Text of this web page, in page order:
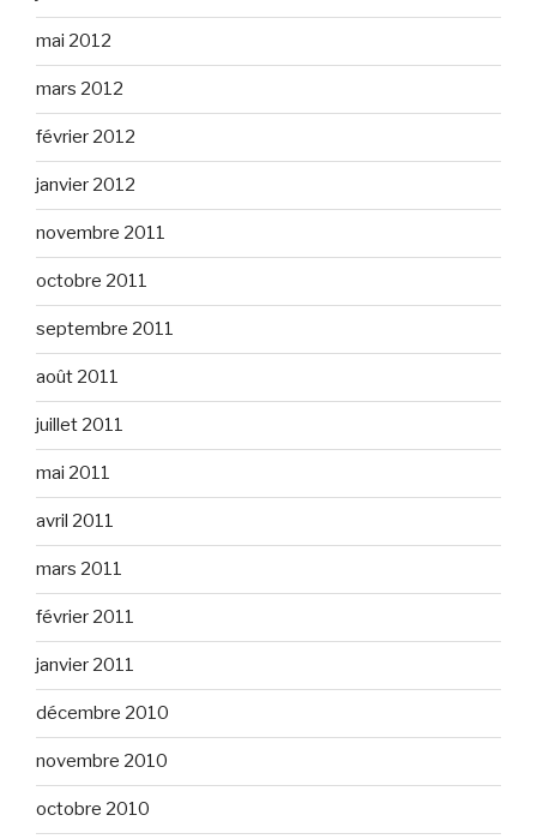
mai 2012
mars 2012
février 2012
janvier 2012
novembre 2011
octobre 2011
septembre 2011
août 2011
juillet 2011
mai 2011
avril 2011
mars 2011
février 2011
janvier 2011
décembre 2010
novembre 2010
octobre 2010